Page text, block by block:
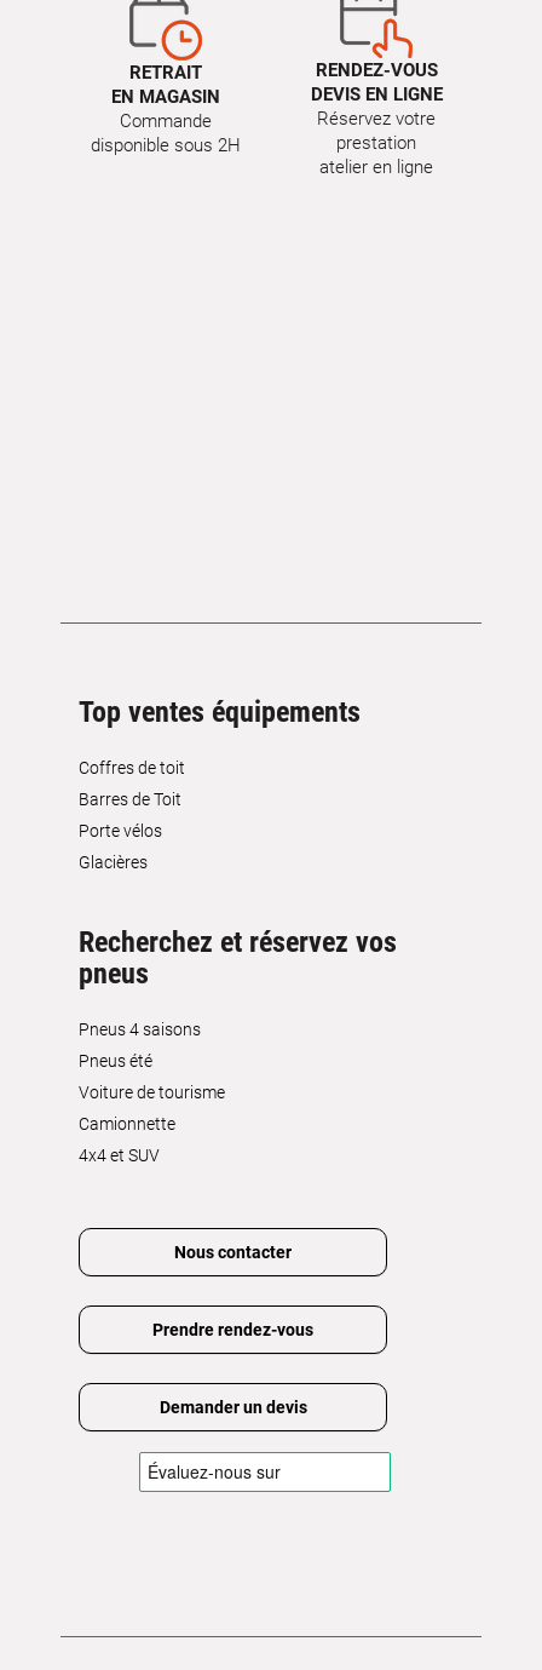
RETRAIT
EN MAGASIN
Commande
disponible sous 2H
RENDEZ-VOUS
DEVIS EN LIGNE
Réservez votre
prestation
atelier en ligne
Top ventes équipements
Coffres de toit
Barres de Toit
Porte vélos
Glacières
Recherchez et réservez vos
pneus
Pneus 4 saisons
Pneus été
Voiture de tourisme
Camionnette
4x4 et SUV
Nous contacter
Prendre rendez-vous
Demander un devis